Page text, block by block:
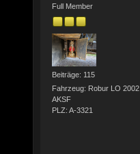
Full Member
Beiträge: 115
Fahrzeug: Robur LO 2002
AKSF
PLZ: A-3321